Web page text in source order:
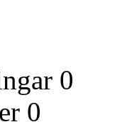
0
0